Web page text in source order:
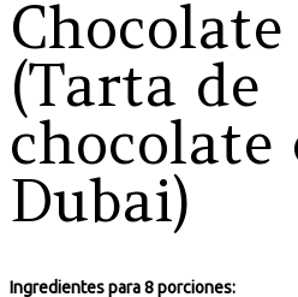
(Tarta de
chocolate
Dubai)
Ingredientes para 8 porciones: